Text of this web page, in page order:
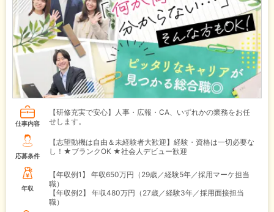
仕事内容
【研修充実で安心】人事・広報・CA、いずれかの業務をお任
せします。
応募条件
【志望動機は自由＆未経験者大歓迎】経験・資格は一切必要な
し！★ブランクOK ★社会人デビュー歓迎
年収
【年収例1】
年収650万円（29歳／経験5年／採用マーケ担当
職）
【年収例2】
年収480万円（27歳／経験3年／採用面接担当
職）